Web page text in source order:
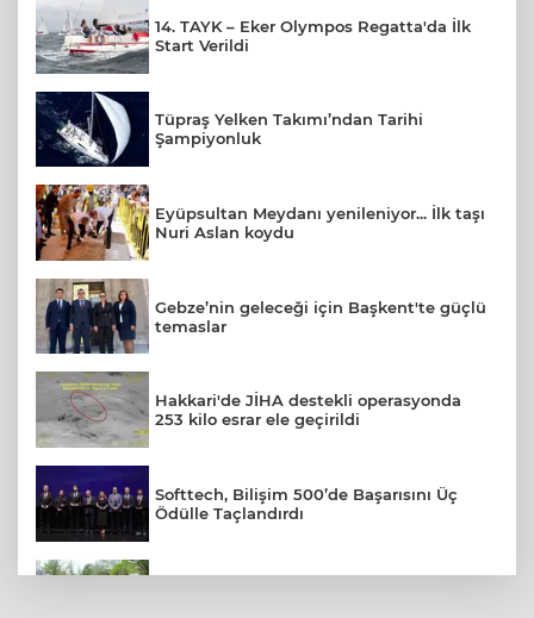
14. TAYK – Eker Olympos Regatta'da İlk
Start Verildi
Tüpraş Yelken Takımı’ndan Tarihi
Şampiyonluk
Eyüpsultan Meydanı yenileniyor... İlk taşı
Nuri Aslan koydu
Gebze’nin geleceği için Başkent'te güçlü
temaslar
Hakkari'de JİHA destekli operasyonda
253 kilo esrar ele geçirildi
Softtech, Bilişim 500’de Başarısını Üç
Ödülle Taçlandırdı